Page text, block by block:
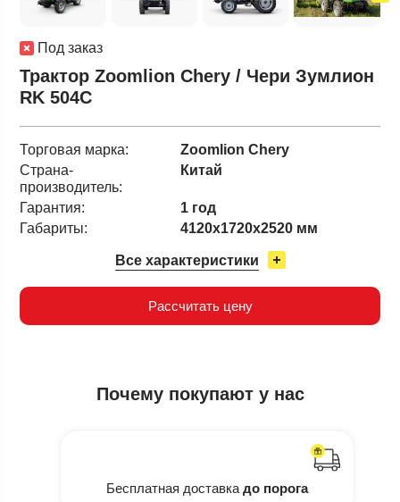
Под заказ
Трактор Zoomlion Chery / Чери Зумлион
RK 504C
Торговая марка:
Zoomlion Chery
Страна-
производитель:
Китай
Гарантия:
1 год
Габариты:
4120х1720х2520 мм
Все характеристики
Рассчитать цену
Почему покупают у нас
Бесплатная доставка до порога